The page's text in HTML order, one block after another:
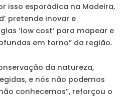
isso esporádica na Madeira,
pretende inovar e
‘low cost’ para mapear e
em torno” da região.
da natureza,
e nós não podemos
conhecemos”, reforçou o